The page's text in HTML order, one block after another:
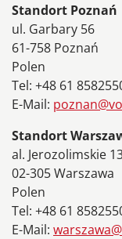
Standort Poznań
ul. Garbary 56
61-758 Poznań
Polen
Tel: +48 61
E-Mail:
Standort
al. Jerozolimskie
02-305 Warszawa
Polen
Tel: +48 61
E-Mail: